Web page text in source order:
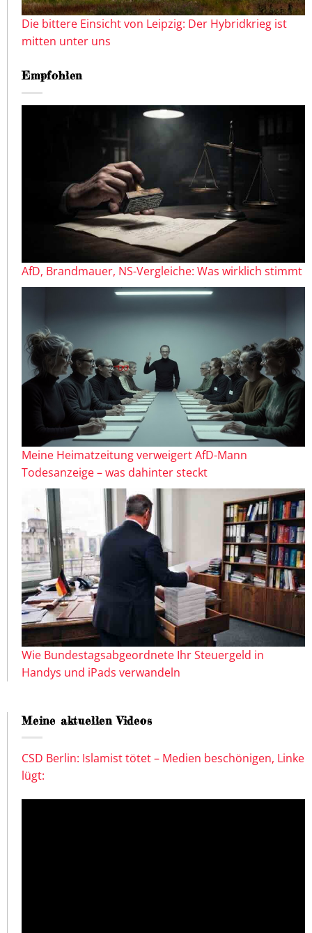
Die bittere Einsicht von Leipzig: Der Hybridkrieg ist
mitten unter uns
Empfohlen
AfD, Brandmauer, NS-Vergleiche: Was wirklich stimmt
Meine Heimatzeitung verweigert AfD-Mann
Todesanzeige – was dahinter steckt
Wie Bundestagsabgeordnete Ihr Steuergeld in
Handys und iPads verwandeln
Meine aktuellen Videos
CSD Berlin: Islamist tötet – Medien beschönigen, Linke
lügt: